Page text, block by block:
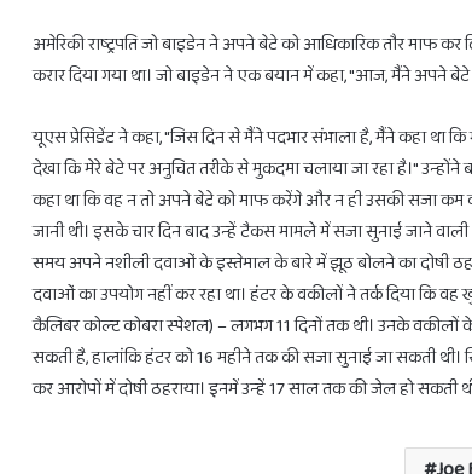
अमेरिकी राष्ट्रपति जो बाइडेन ने अपने बेटे को आधिकारिक तौर माफ
करार दिया गया था। जो बाइडेन ने एक बयान में कहा, "आज, मैंने अपने बेटे
यूएस प्रेसिडेंट ने कहा, "जिस दिन से मैंने पदभार संभाला है, मैंने कहा था
देखा कि मेरे बेटे पर अनुचित तरीके से मुकदमा चलाया जा रहा है।"
कहा था कि वह न तो अपने बेटे को माफ करेंगे और न ही उसकी सजा कम
जानी थी। इसके चार दिन बाद उन्हें टैकस मामले में सजा सुनाई जाने
समय अपने नशीली दवाओं के इस्तेमाल के बारे में झूठ बोलने का दोषी
दवाओं का उपयोग नहीं कर रहा था। हंटर के वकीलों ने तर्क दिया
कैलिबर कोल्ट कोबरा स्पेशल) – लगभग 11 दिनों तक थी। उनके वकीलों
सकती है, हालांकि हंटर को 16 महीने तक की सजा सुनाई जा सकती थी।
कर आरोपों में दोषी ठहराया। इनमें उन्हें 17 साल तक की जेल हो सकती
28
से
3
राशियों
होगा
लाभ
ही
लाभ
February 27, 2025
28 फरवरी से 3 राशियों को होगा